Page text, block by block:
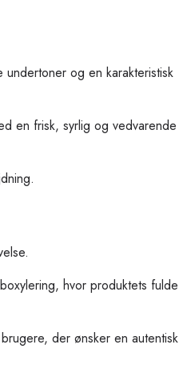
og en karakteristisk
en frisk, syrlig og vedvarende
hvor produktets fulde
der ønsker en autentisk